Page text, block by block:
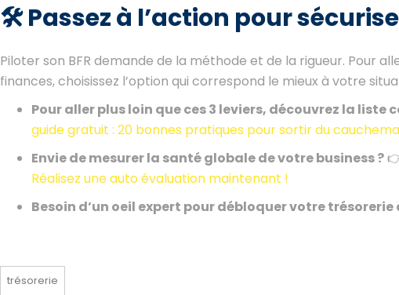
🛠️ Passez à l’action pour
Piloter son BFR demande de la méthode et de la rigueur. Pour
finances, choisissez l’option qui correspond le mieux à votre
Pour aller plus loin que ces 3 leviers, découvrez la liste
guide gratuit : 20 bonnes pratiques pour sortir du
Envie de mesurer la santé globale de votre business ?
Réalisez une auto évaluation maintenant !
Besoin d’un oeil expert pour débloquer votre trésorerie
trésorerie